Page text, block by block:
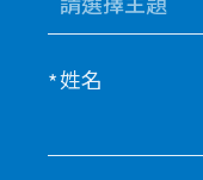
姓名